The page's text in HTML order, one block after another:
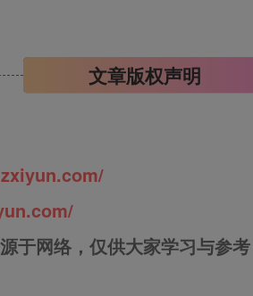
文章版权声明
于网络，仅供大家学习与参